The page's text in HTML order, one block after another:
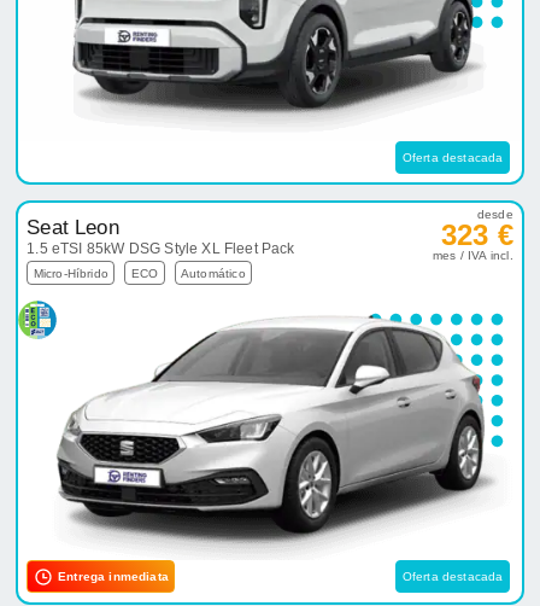
Oferta destacada
Seat Leon
1.5 eTSI 85kW DSG Style XL Fleet Pack
Micro-Híbrido ECO Automático
desde
323 €
mes / IVA incl.
Entrega inmediata Oferta destacada